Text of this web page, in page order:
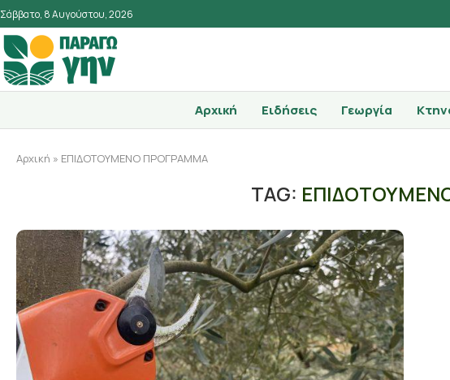
Σάββατο, 8 Αυγούστου, 2026
Αρχική Ειδήσεις Γεωργία
Αρχική » ΕΠΙΔΟΤΟΥΜΕΝΟ ΠΡΟΓΡΑΜΜΑ
TAG: